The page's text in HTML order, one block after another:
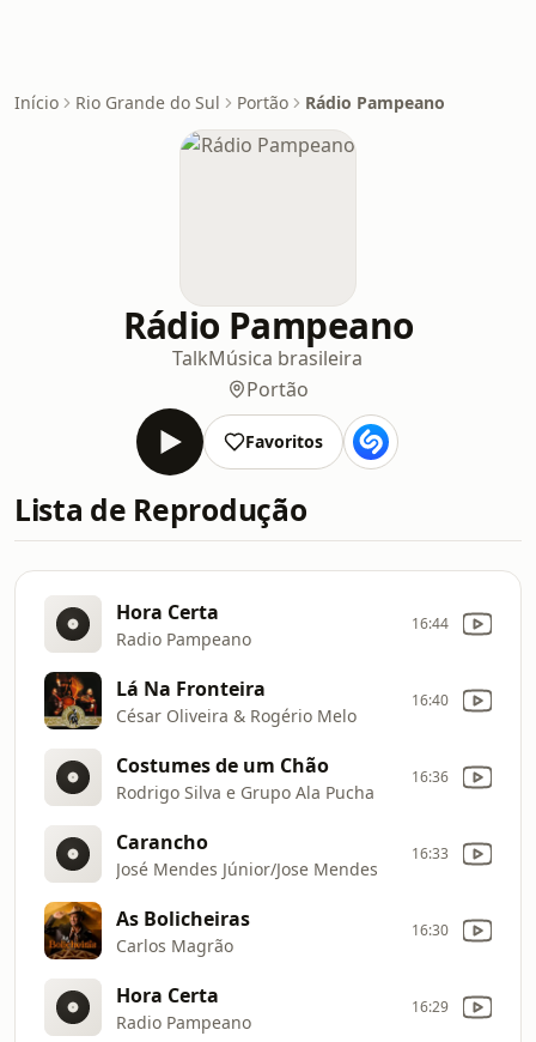
Início Rio Grande do Sul Portão Rádio Pampeano
Rádio Pampeano
TalkMúsica brasileira
Portão
Favoritos
Lista de Reprodução
Hora Certa
Radio Pampeano
16:44
Lá Na Fronteira
César Oliveira & Rogério Melo
16:40
Costumes de um Chão
Rodrigo Silva e Grupo Ala Pucha
16:36
Carancho
José Mendes Júnior/Jose Mendes
16:33
As Bolicheiras
Carlos Magrão
16:30
Hora Certa
Radio Pampeano
16:29